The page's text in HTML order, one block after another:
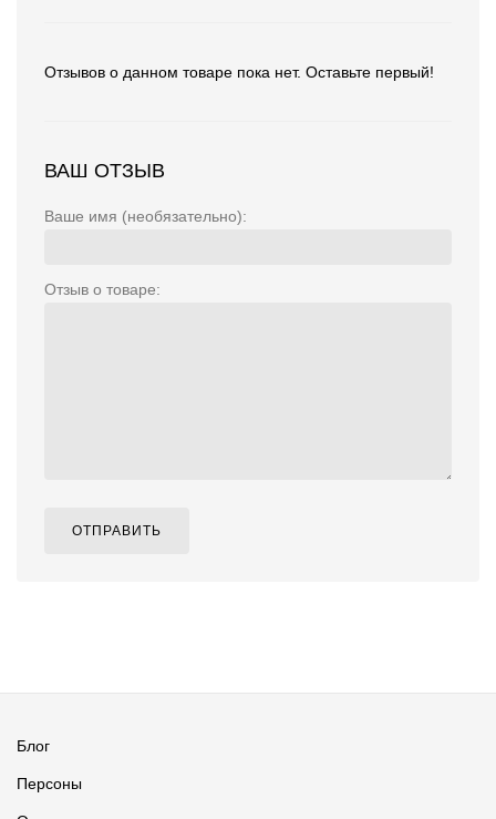
Отзывов о данном товаре пока нет. Оставьте первый!
ВАШ ОТЗЫВ
Ваше имя (необязательно):
Отзыв о товаре:
ОТПРАВИТЬ
Блог
Персоны